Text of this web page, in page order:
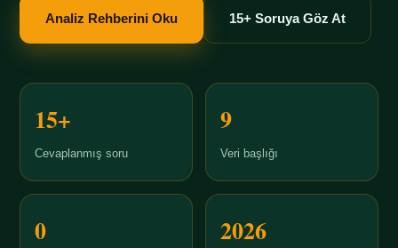
Analiz Rehberini Oku 15+ Soruya Göz At
15+
Cevaplanmış soru
9
Veri başlığı
0 2026